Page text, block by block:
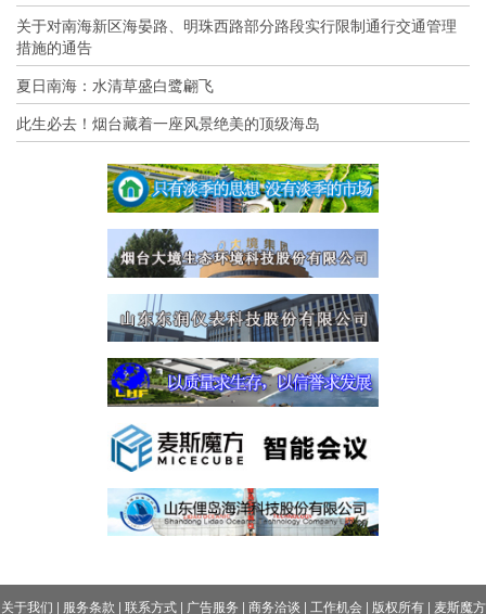
关于对南海新区海晏路、明珠西路部分路段实行限制通行交通管理
措施的通告
夏日南海：水清草盛白鹭翩飞
此生必去！烟台藏着一座风景绝美的顶级海岛
关于我们 | 服务条款 | 联系方式| 广告服务 | 商务洽谈 | 工作机会| 版权所有| 麦斯魔方